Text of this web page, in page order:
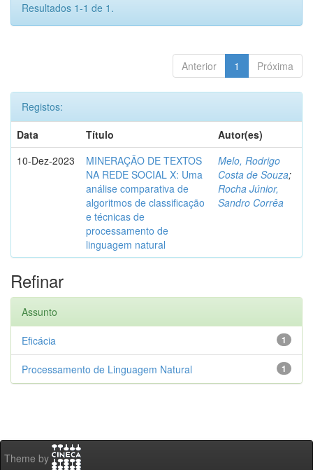
Resultados 1-1 de 1.
Anterior 1 Próxima
Registos:
Data
Título
Autor(es)
10-Dez-2023
MINERAÇÃO DE TEXTOS
NA REDE SOCIAL X: Uma
análise comparativa de
algoritmos de classificação
e técnicas de
processamento de
linguagem natural
Melo, Rodrigo
Costa de Souza;
Rocha Júnior,
Sandro Corrêa
Refinar
Assunto
1
Eficácia
1
Processamento de Linguagem Natural
Theme by